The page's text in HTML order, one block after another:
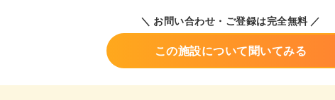
＼ お問い合わせ・ご登録は完全無料 ／
この施設について聞いてみる